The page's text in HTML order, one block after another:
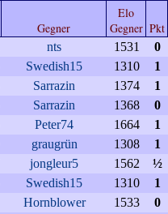
Gegner
Elo
Gegner Pkt
nts 1531
0
Swedish15 1310
1
Sarrazin 1374
1
Sarrazin 1368
0
Peter74 1664
1
graugrün 1308
1
jongleur5 1562
½
Swedish15 1310
1
Hornblower 1533
0